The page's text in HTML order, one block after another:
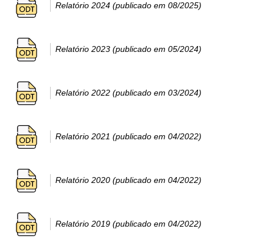
Relatório 2024 (publicado em 08/2025)
Relatório 2023 (publicado em 05/2024)
Relatório 2022 (publicado em 03/2024)
Relatório 2021 (publicado em 04/2022)
Relatório 2020 (publicado em 04/2022)
Relatório 2019 (publicado em 04/2022)